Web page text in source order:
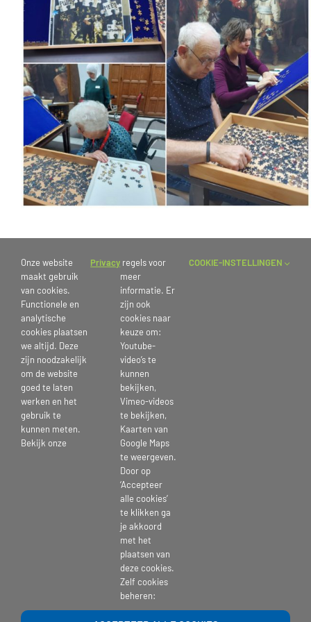
Puzzel de
Nachtwacht
Sinds begin deze maand is een replica van de Nachtwacht te
bewonderen bij het Gasthuis, locatie Davidshof. Om de beleving
voor bewoners en bezoekers te vergroten is voorr het schilderij een
puzzel van de Nachtwacht neergelegd. Iedereen is welkom om mee te
puzzelen en daar wordt al goed gebruik van gemaakt!
Publicatiedatum: 16 januari 2023
Deel Dit Verhaal, Kies Je Platform!
Onze website
maakt gebruik
van cookies.
Functionele en
analytische
cookies plaatsen
we altijd. Deze
zijn noodzakelijk
om de website
goed te laten
werken en het
gebruik te
kunnen meten.
Bekijk onze
Privacy regels voor
meer
informatie. Er
zijn ook
cookies naar
keuze om:
Youtube-
video’s te
kunnen
bekijken,
Vimeo-videos
te bekijken,
Kaarten van
Google Maps
te weergeven.
Door op
‘Accepteer
alle cookies’
te klikken ga
je akkoord
met het
plaatsen van
deze cookies.
Zelf cookies
beheren:
COOKIE-INSTELLINGEN